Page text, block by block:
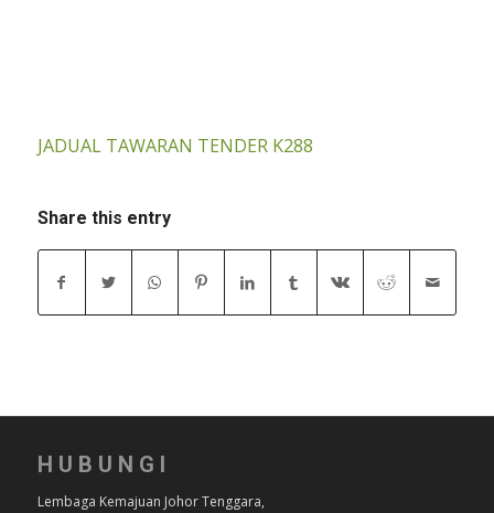
JADUAL TAWARAN TENDER K288
Share this entry
HUBUNGI
Lembaga Kemajuan Johor Tenggara,